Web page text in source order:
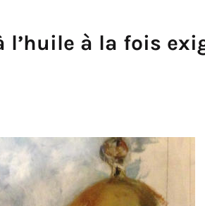
l’huile à la fois